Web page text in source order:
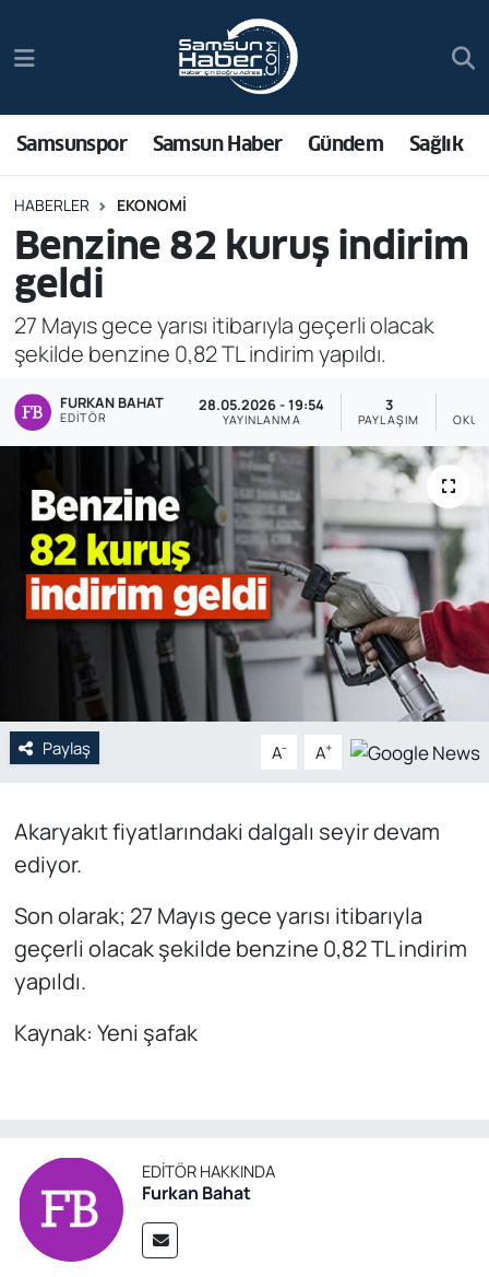
Samsunspor Samsun Haber Gündem Sağlık
HABERLER EKONOMI
Benzine 82 kuruş indirim
geldi
27 Mayıs gece yarısı itibarıyla geçerli olacak
şekilde benzine 0,82 TL indirim yapıldı.
FURKAN BAHAT
EDITÖR
28.05.2026 - 19:54
YAYINLANMA
3
PAYLAŞIM
Paylaş A- A+
Akaryakıt fiyatlarındaki dalgalı seyir devam
ediyor.
Son olarak; 27 Mayıs gece yarısı itibarıyla
geçerli olacak şekilde benzine 0,82 TL indirim
yapıldı.
Kaynak: Yeni şafak
EDITÖR HAKKINDA
Furkan Bahat
Samsun Haber
Sağlık
Asayiş
Bilim ve Teknoloji
Bölge
Dünya
Genel
Gündem
Özel Haber
POLİTİKA
Siyaset
Web Tv
Yerel
Trafik Durumu
Süper Lig Puan Durumu ve Fikstür
Tüm Manşetler
Son Dakika Haberleri
Haber Arşivi